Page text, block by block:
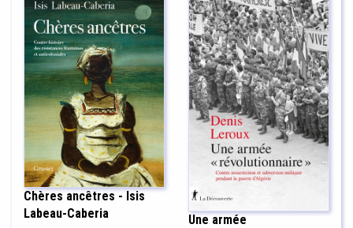
Chères ancêtres - Isis
Labeau-Caberia
Une armée